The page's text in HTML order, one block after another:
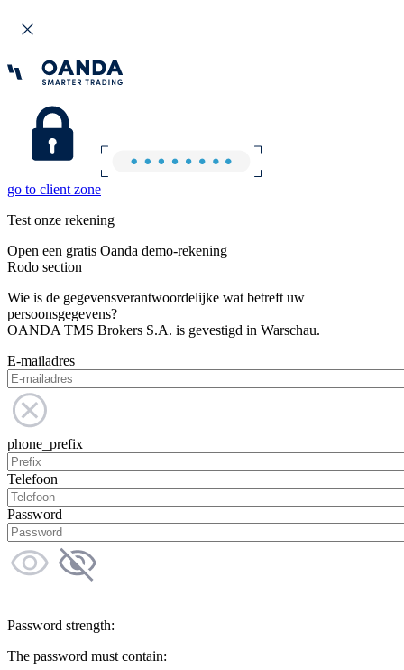
go to client zone
Test onze rekening
Open een gratis Oanda demo-rekening
Rodo section
Wie is de gegevensverantwoordelijke wat betreft uw
persoonsgegevens?
OANDA TMS Brokers S.A. is gevestigd in Warschau.
E-mailadres
phone_prefix
Telefoon
Password
Password strength:
The password must contain: